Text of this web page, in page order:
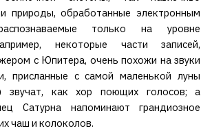
природы, обработанные электронным
только на уровне
некоторые части записей,
с Юпитера, очень похожи на звуки
присланные с самой маленькой луны
звучат, как хор поющих голосов; а
Сатурна напоминают грандиозное
чаш и колоколов.